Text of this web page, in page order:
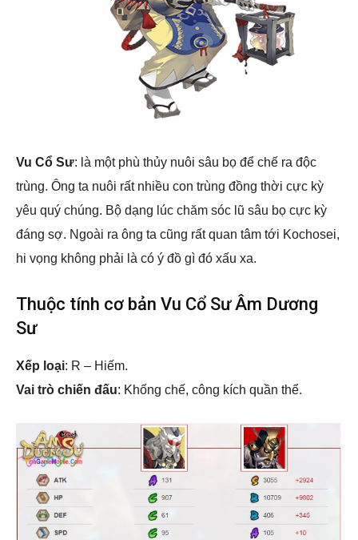
Vu Cổ Sư: là một phù thủy nuôi sâu bọ để chế ra độc
trùng. Ông ta nuôi rất nhiều con trùng đồng thời cực kỳ
yêu quý chúng. Bộ dạng lúc chăm sóc lũ sâu bọ cực kỳ
đáng sợ. Ngoài ra ông ta cũng rất quan tâm tới Kochosei,
hi vọng không phải là có ý đồ gì đó xấu xa.
Thuộc tính cơ bản Vu Cổ Sư Âm Dương
Sư
Xếp loại: R – Hiếm.
Vai trò chiến đấu: Khống chế, công kích quần thể.